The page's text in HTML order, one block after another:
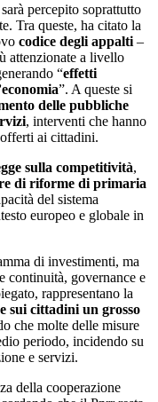
percepito soprattutto
Tra queste, ha citato la
codice degli appalti –
attenzionate a livello
“effetti
”. A queste si
delle pubbliche
, interventi che hanno
ai cittadini.
sulla competitività,
di riforme di primaria
del sistema
europeo e globale in
di investimenti, ma
continuità, governance e
rappresentano la
sui cittadini un grosso
che molte delle misure
periodo, incidendo su
e servizi.
della cooperazione